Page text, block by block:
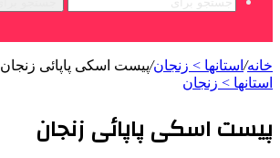
خانه/ استانها > زنجان/پیست اسکی پاپائی زنجان
استانها > زنجان
پیست اسکی پاپائی زنجان